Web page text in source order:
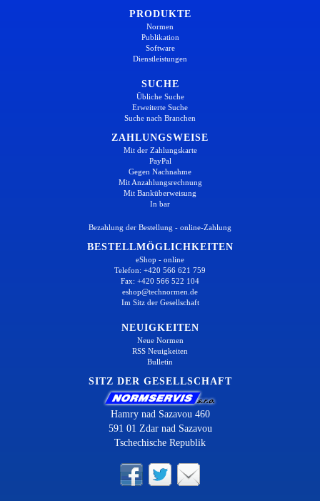
PRODUKTE
Normen
Publikation
Software
Dienstleistungen
SUCHE
Übliche Suche
Erweiterte Suche
Suche nach Branchen
ZAHLUNGSWEISE
Mit der Zahlungskarte
PayPal
Gegen Nachnahme
Mit Anzahlungsrechnung
Mit Banküberweisung
In bar
Bezahlung der Bestellung - online-Zahlung
BESTELLMÖGLICHKEITEN
eShop - online
Telefon: +420 566 621 759
Fax: +420 566 522 104
eshop@technormen.de
Im Sitz der Gesellschaft
NEUIGKEITEN
Neue Normen
RSS Neuigkeiten
Bulletin
SITZ DER GESELLSCHAFT
Hamry nad Sazavou 460
591 01 Zdar nad Sazavou
Tschechische Republik